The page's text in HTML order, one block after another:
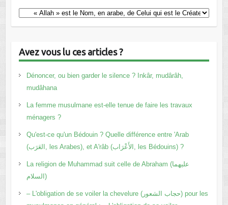
Catégories
Avez vous lu ces articles ?
Dénoncer, ou bien garder le silence ? Inkâr, mudârâh,
mudâhana
La femme musulmane est-elle tenue de faire les travaux
ménagers ?
Qu'est-ce qu'un Bédouin ? Quelle différence entre 'Arab
(العَرَب, les Arabes), et A'râb (الأَعْرَاب, les Bédouins) ?
La religion de Muhammad suit celle de Abraham (عليهما
السلام)
– L'obligation de se voiler la chevelure (حجاب الشعور) pour les